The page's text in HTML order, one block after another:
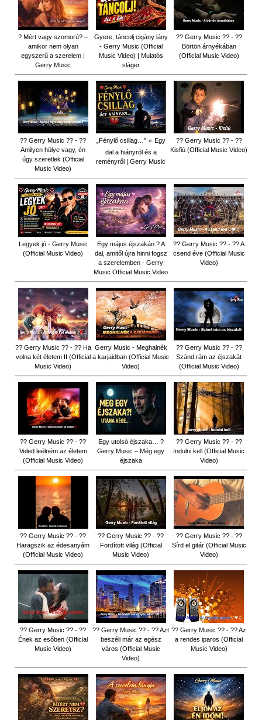
? Mért vagy szomorú? –
amikor nem olyan
egyszerű a szerelem |
Gerry Music
Gyere, táncolj cigány lány
- Gerry Music (Official
Music Video) | Mulatós
sláger
?? Gerry Music ?? - ??
Börtön árnyékában
(Official Music Video)
?? Gerry Music ?? - ??
Amilyen hülye vagy, én
úgy szeretlek (Official
Music Video)
„Fénylő csillag…” ⭐ Egy
dal a hiányról és a
reményről | Gerry Music
?? Gerry Music ?? - ??
Kisfiú (Official Music Video)
Legyek jó - Gerry Music
(Official Music Video)
Egy május éjszakán ? A
dal, amitől újra hinni fogsz
a szerelemben - Gerry
Music Official Music Video
?? Gerry Music ?? - ?? A
csend éve (Official Music
Video)
?? Gerry Music ?? - ?? Ha
volna két életem II (Official
Music Video)
Gerry Music - Meghalnék
a karjaidban (Official Music
Video)
?? Gerry Music ?? - ??
Szánd rám az éjszakát
(Official Music Video)
?? Gerry Music ?? - ??
Veled leélném az életem
(Official Music Video)
Egy utolsó éjszaka… ?
Gerry Music – Még egy
éjszaka
?? Gerry Music ?? - ??
Indulni kell (Official Music
Video)
?? Gerry Music ?? - ??
Haragszik az édesanyám
(Official Music Video)
?? Gerry Music ?? - ??
Fordított világ (Official
Music Video)
?? Gerry Music ?? - ??
Sírd el gitár (Official Music
Video)
?? Gerry Music ?? - ??
Ének az esőben (Official
Music Video)
?? Gerry Music ?? - ?? Azt
beszéli már az egész
város (Official Music
Video)
?? Gerry Music ?? - ?? Az
a rendes iparos (Official
Music Video)